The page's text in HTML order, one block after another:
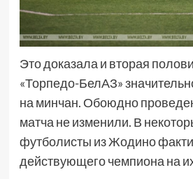
Это доказала и вторая
«Торпедо-БелАЗ»
на минчан. Обоюдно
матча не изменили. В
футболисты из Жодино
действующего чемпиона на